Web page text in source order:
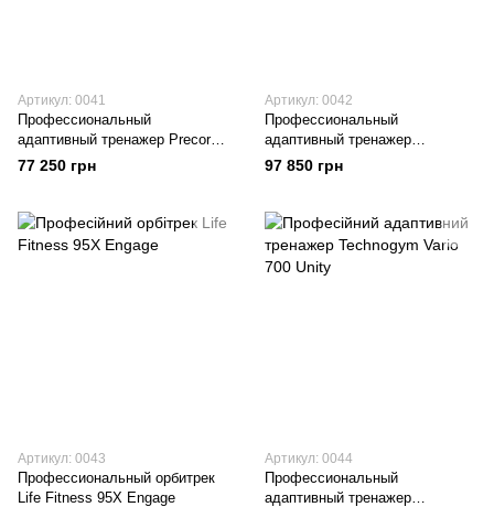
Артикул: 0041
Профессиональный
адаптивный тренажер Precor
AMT100i (Р80)
77 250 грн
Артикул: 0042
Профессиональный
адаптивный тренажер
TECHNOGYM Synchro Excite
97 850 грн
Артикул: 0043
Профессиональный орбитрек
Life Fitness 95X Engage
Артикул: 0044
Профессиональный
адаптивный тренажер